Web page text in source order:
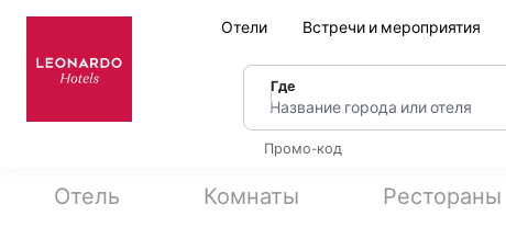
Отели Встречи и мероприятия
Где
Название города или отеля
Промо-код
Отель Комнаты Рестораны